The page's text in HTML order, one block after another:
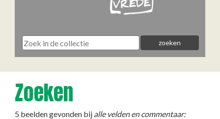
Zoeken
5 beelden gevonden bij alle velden en commentaar: